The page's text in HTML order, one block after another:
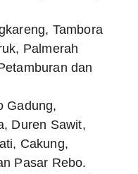
Tambora
Palmerah
dan
Gadung,
Duren Sawit,
Cakung,
Pasar Rebo.